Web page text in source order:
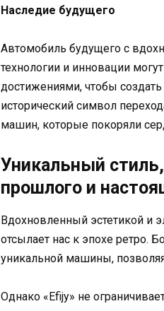
Наследие будущего
Автомобиль будущего с
технологии и инновации
достижениями, чтобы
исторический символ
машин, которые покоряли
Уникальный
прошлого и
Вдохновленный эстетикой и
отсылает нас к эпохе ретро.
уникальной машины,
Однако «Efijy» не